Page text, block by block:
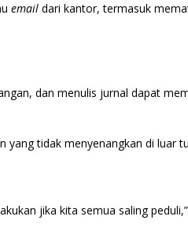
email dari kantor, termasuk
dan menulis jurnal dapat
yang tidak menyenangkan di luar
jika kita semua saling